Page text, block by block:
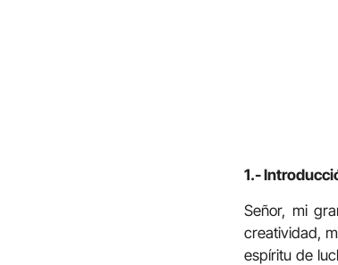
1.-
Señor, mi
creatividad,
espíritu de